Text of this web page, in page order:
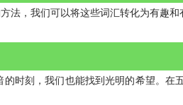
，我们可以将这些词汇转化为有趣和
时刻，我们也能找到光明的希望。在